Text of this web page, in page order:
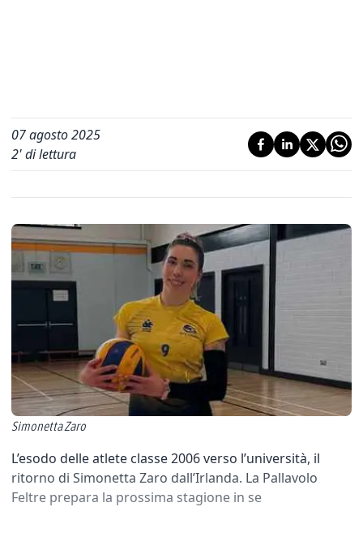
07 agosto 2025
2' di lettura
Simonetta Zaro
L’esodo delle atlete classe 2006 verso l’università, il
ritorno di Simonetta Zaro dall’Irlanda. La Pallavolo
Feltre prepara la prossima stagione in se